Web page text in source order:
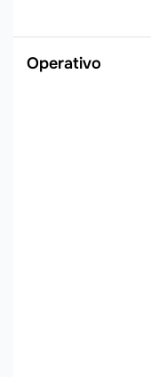
Operativo